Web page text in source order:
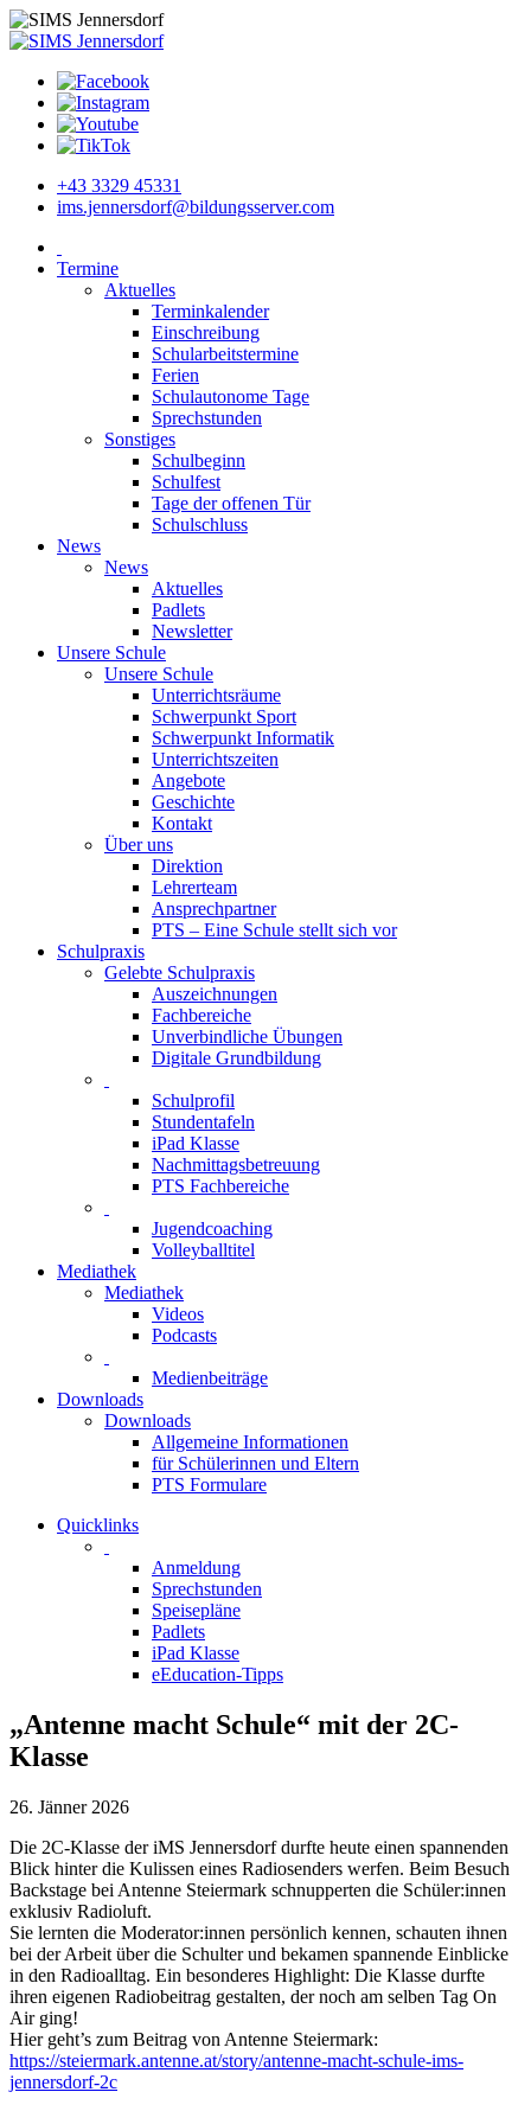
+43 3329 45331
ims.jennersdorf@bildungsserver.com
Termine
Aktuelles
Terminkalender
Einschreibung
Schularbeitstermine
Ferien
Schulautonome Tage
Sprechstunden
Sonstiges
Schulbeginn
Schulfest
Tage der offenen Tür
Schulschluss
News
News
Aktuelles
Padlets
Newsletter
Unsere Schule
Unsere Schule
Unterrichtsräume
Schwerpunkt Sport
Schwerpunkt Informatik
Unterrichtszeiten
Angebote
Geschichte
Kontakt
Über uns
Direktion
Lehrerteam
Ansprechpartner
PTS – Eine Schule stellt sich vor
Schulpraxis
Gelebte Schulpraxis
Auszeichnungen
Fachbereiche
Unverbindliche Übungen
Digitale Grundbildung
Schulprofil
Stundentafeln
iPad Klasse
Nachmittagsbetreuung
PTS Fachbereiche
Jugendcoaching
Volleyballtitel
Mediathek
Mediathek
Videos
Podcasts
Medienbeiträge
Downloads
Downloads
Allgemeine Informationen
für Schülerinnen und Eltern
PTS Formulare
Quicklinks
Anmeldung
Sprechstunden
Speisepläne
Padlets
iPad Klasse
eEducation-Tipps
„Antenne macht Schule“ mit der 2C-
Klasse
26. Jänner 2026
Die 2C-Klasse der iMS Jennersdorf durfte heute einen spannenden
Blick hinter die Kulissen eines Radiosenders werfen. Beim Besuch
Backstage bei Antenne Steiermark schnupperten die Schüler:innen
exklusiv Radioluft.
Sie lernten die Moderator:innen persönlich kennen, schauten ihnen
bei der Arbeit über die Schulter und bekamen spannende Einblicke
in den Radioalltag. Ein besonderes Highlight: Die Klasse durfte
ihren eigenen Radiobeitrag gestalten, der noch am selben Tag On
Air ging!
Hier geht’s zum Beitrag von Antenne Steiermark:
https://steiermark.antenne.at/story/antenne-macht-schule-ims-
jennersdorf-2c